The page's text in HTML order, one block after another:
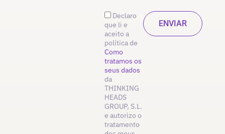
Declaro
que li e
aceito a
política de
Como
tratamos os
seus dados
da
THINKING
HEADS
GROUP, S.L.
e autorizo o
tratamento